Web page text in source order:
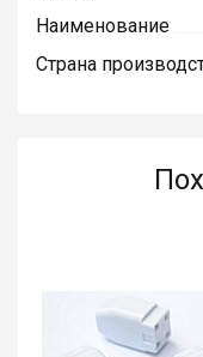
Наименование
Страна